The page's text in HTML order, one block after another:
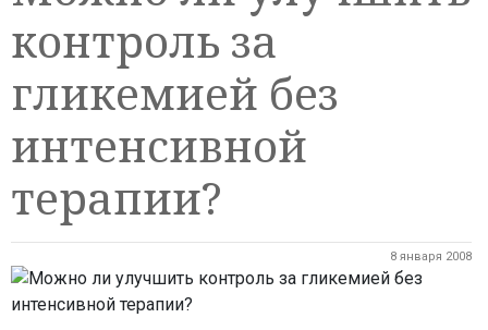
контроль за
гликемией без
интенсивной
терапии?
8 января 2008